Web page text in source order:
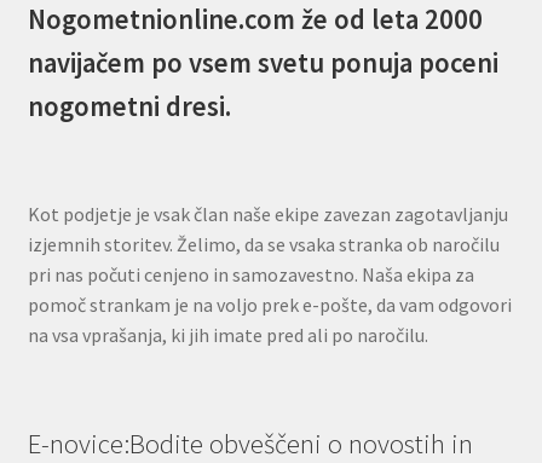
Nogometnionline.com že od leta 2000
navijačem po vsem svetu ponuja poceni
nogometni dresi.
Kot podjetje je vsak član naše ekipe zavezan zagotavljanju
izjemnih storitev. Želimo, da se vsaka stranka ob naročilu
pri nas počuti cenjeno in samozavestno. Naša ekipa za
pomoč strankam je na voljo prek e-pošte, da vam odgovori
na vsa vprašanja, ki jih imate pred ali po naročilu.
E-novice:Bodite obveščeni o novostih in